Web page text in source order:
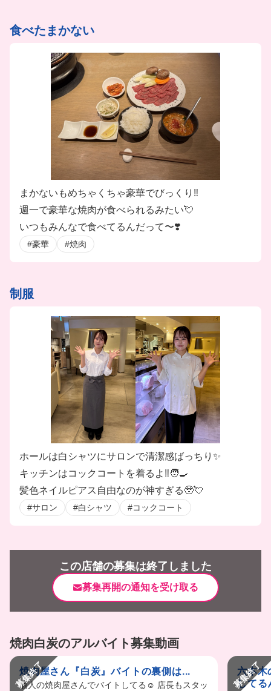
食べたまかない
まかないもめちゃくちゃ豪華でびっくり‼️
週一で豪華な焼肉が食べられるみたい💘
いつもみんなで食べてるんだって〜❣️
#豪華 #焼肉
制服
ホールは白シャツにサロンで清潔感ばっちり✨
キッチンはコックコートを着るよ‼️🧑‍🍳
髪色ネイルピアス自由なのが神すぎる🥹💘
#サロン #白シャツ #コックコート
この店舗の募集は終了しました
募集再開の通知を受け取る
焼肉白炭のアルバイト募集動画
募集終了
焼肉屋さん『白炭』バイトの裏側は...
個人の焼肉屋さんでバイトしてる☺️ 店長もスタッ
募集終了
六本木
してる